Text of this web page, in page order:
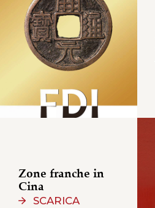
Zone franche in
Cina
SCARICA